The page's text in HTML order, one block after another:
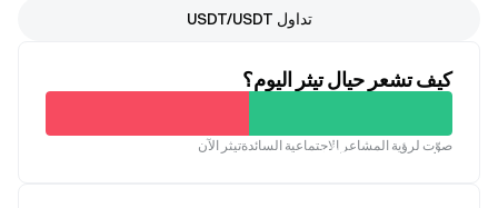
تداول USDT/USDT
كيف تشعر حيال تيثر اليوم؟
جيدة
غير
صوّت لرؤية المشاعر الاجتماعية السائدةتيثر الآن